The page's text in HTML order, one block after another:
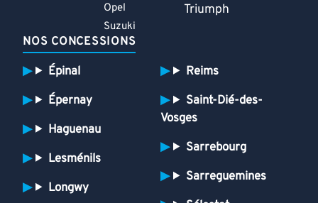
Opel
Suzuki
Triumph
NOS CONCESSIONS
Épinal
Épernay
Haguenau
Lesménils
Longwy
Reims
Saint-Dié-des-
Vosges
Sarrebourg
Sarreguemines